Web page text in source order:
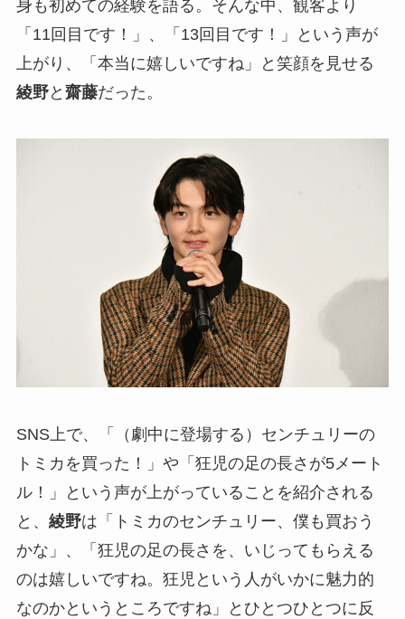
身も初めての経験を語る。そんな中、観客より
「11回目です！」、「13回目です！」という声が
上がり、「本当に嬉しいですね」と笑顔を見せる
綾野と 齋藤だった。
SNS上で、「（劇中に登場する）センチュリーの
トミカを買った！」や「狂児の足の長さが5メート
ル！」という声が上がっていることを紹介される
と、 綾野は「トミカのセンチュリー、僕も買おう
かな」、「狂児の足の長さを、いじってもらえる
のは嬉しいですね。狂児という人がいかに魅力的
なのかというところですね」とひとつひとつに反